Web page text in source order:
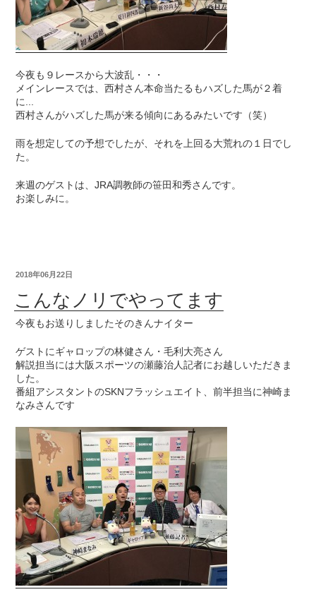
今夜も９レースから大波乱・・・
メインレースでは、西村さん本命当たるもハズした馬が２着
に...
西村さんがハズした馬が来る傾向にあるみたいです（笑）
雨を想定しての予想でしたが、それを上回る大荒れの１日でし
た。
来週のゲストは、JRA調教師の笹田和秀さんです。
お楽しみに。
2018年06月22日
こんなノリでやってます
今夜もお送りしましたそのきんナイター
ゲストにギャロップの林健さん・毛利大亮さん
解説担当には大阪スポーツの瀬藤治人記者にお越しいただきま
した。
番組アシスタントのSKNフラッシュエイト、前半担当に神崎ま
なみさんです